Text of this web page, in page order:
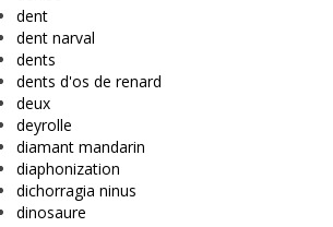
dent
dent narval
dents
dents d'os de renard
deux
deyrolle
diamant mandarin
diaphonization
dichorragia ninus
dinosaure